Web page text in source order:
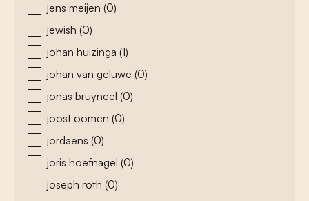
jens meijen (0)
jewish (0)
johan huizinga (1)
johan van geluwe (0)
jonas bruyneel (0)
joost oomen (0)
jordaens (0)
joris hoefnagel (0)
joseph roth (0)